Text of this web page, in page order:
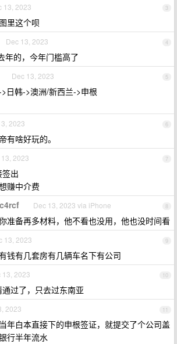
3
13, 2023
里这个呗
4
Dec 13, 2023
年的，今年门槛高了
5
Dec 13, 2023
日韩->澳洲/新西兰->申根
6
2023
有啥好玩的。
7
2023
出
赚中介费
8
Dec 13, 2023 via iPhone
准备再多材料，他不看也没用，他也没时间看
9
13, 2023
钱有几套房有几辆车名下有公司
10
13, 2023
过了，只去过东南亚
11
2023
年白本直接下的申根签证，就提交了个公司盖
行半年流水